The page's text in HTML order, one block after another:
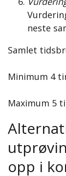
neste
Samlet
Minimum 4
Maximum 5
opp i